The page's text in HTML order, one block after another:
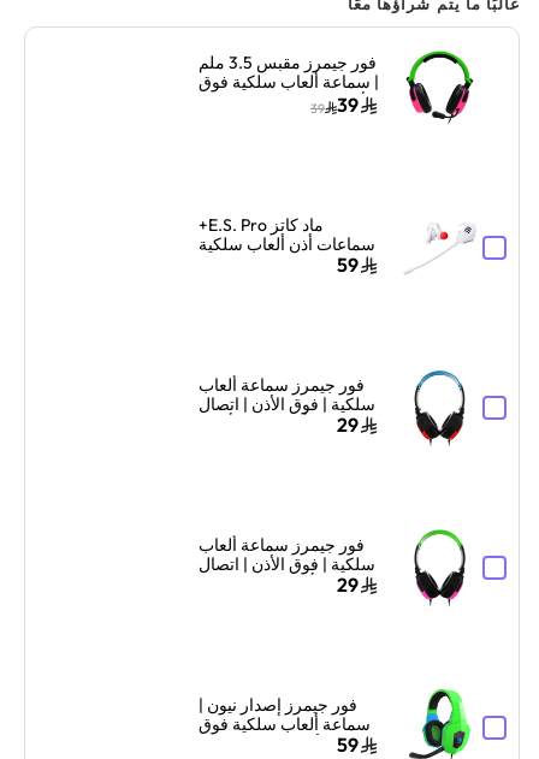
فور جيمرز مقبس 3.5 ملم
| سماعة ألعاب سلكية فوق
الأذن | دعم متعدد المنصات
| أخضر نيون/وردي
39
39
ماد كاتز E.S. Pro+
سماعات أذن ألعاب سلكية
مع ميكروفون مزدوج –
59
فور جيمرز سماعة ألعاب
سلكية | فوق الأذن | اتصال
سلكي | أزرق نيون/أحمر
29
فور جيمرز سماعة ألعاب
سلكية | فوق الأذن | اتصال
سلكي | أخضر نيون/وردي
29
فور جيمرز إصدار نيون |
سماعة ألعاب سلكية فوق
59